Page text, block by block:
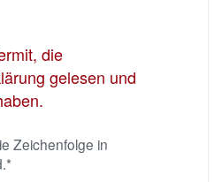
die
gelesen und
Zeichenfolge in